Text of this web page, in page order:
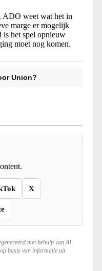
ADO weet wat het in
marge er mogelijk
is het spel opnieuw
moet nog komen.
Union?
X
met behulp van AI.
basis van informatie uit